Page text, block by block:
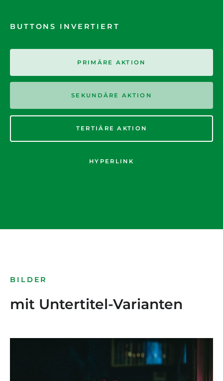
BUTTONS INVERTIERT
PRIMÄRE AKTION
SEKUNDÄRE AKTION
TERTIÄRE AKTION
HYPERLINK
BILDER
mit Untertitel-Varianten